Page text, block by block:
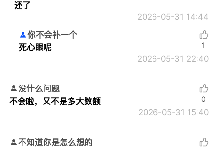
还了
2026-05-31 14:44
你不会补一个
死心眼呢
2026-05-31 22:40
1
没什么问题
不会啦，又不是多大数额
2026-05-31 15:40
0
不知道你是怎么想的